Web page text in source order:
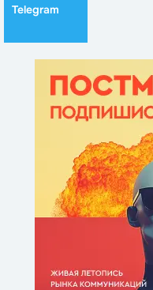
Telegram